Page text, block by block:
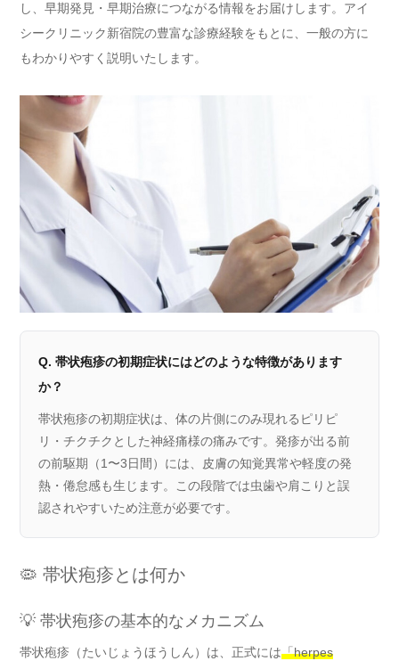
し、早期発見・早期治療につながる情報をお届けします。アイ
シークリニック新宿院の豊富な診療経験をもとに、一般の方に
もわかりやすく説明いたします。
Q. 帯状疱疹の初期症状にはどのような特徴があります
か？
帯状疱疹の初期症状は、体の片側にのみ現れるピリピ
リ・チクチクとした神経痛様の痛みです。発疹が出る前
の前駆期（1〜3日間）には、皮膚の知覚異常や軽度の発
熱・倦怠感も生じます。この段階では虫歯や肩こりと誤
認されやすいため注意が必要です。
🦠 帯状疱疹とは何か
💡 帯状疱疹の基本的なメカニズム
帯状疱疹（たいじょうほうしん）は、正式には「herpes